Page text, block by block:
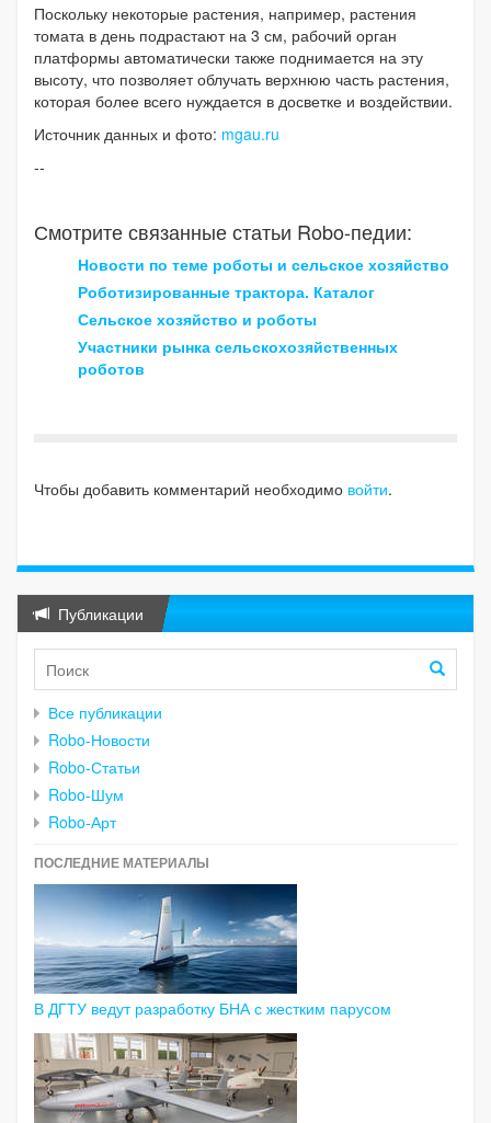
Поскольку некоторые растения, например, растения
томата в день подрастают на 3 см, рабочий орган
платформы автоматически также поднимается на эту
высоту, что позволяет облучать верхнюю часть растения,
которая более всего нуждается в досветке и воздействии.
Источник данных и фото: mgau.ru
--
Смотрите связанные статьи Robo-педии:
Новости по теме роботы и сельское хозяйство
Роботизированные трактора. Каталог
Сельское хозяйство и роботы
Участники рынка сельскохозяйственных
роботов
Чтобы добавить комментарий необходимо войти.
Публикации
Все публикации
Robo-Новости
Robo-Статьи
Robo-Шум
Robo-Арт
ПОСЛЕДНИЕ МАТЕРИАЛЫ
В ДГТУ ведут разработку БНА с жестким парусом